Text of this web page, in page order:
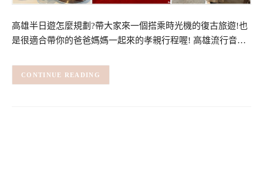
高雄半日遊怎麼規劃?帶大家來一個搭乘時光機的復古旅遊!也
是很適合帶你的爸爸媽媽一起來的孝親行程喔! 高雄流行音…
CONTINUE READING